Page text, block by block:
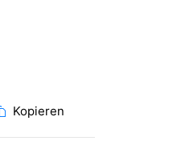
Kopieren